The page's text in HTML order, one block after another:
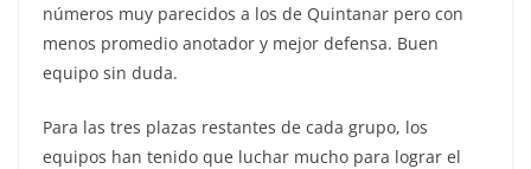
números muy parecidos a los de Quintanar pero con
menos promedio anotador y mejor defensa. Buen
equipo sin duda.
Para las tres plazas restantes de cada grupo, los
equipos han tenido que luchar mucho para lograr el